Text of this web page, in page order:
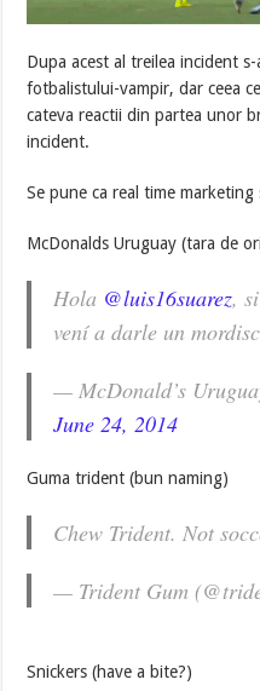
Dupa acest al treilea incident
fotbalistului-vampir, dar ceea
cateva reactii din partea unor
incident.
Se pune ca real time marketing
McDonalds Uruguay (tara de
Hola @luis16suarez,
vení a darle un
— McDonald’s
June 24, 2014
Guma trident (bun naming)
Chew Trident. Not
— Trident Gum
Snickers (have a bite?)